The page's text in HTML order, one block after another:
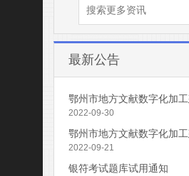
最新公告
鄂州市地方文献数字化加工
2022-09-30
鄂州市地方文献数字化加工
2022-09-21
银符考试题库试用通知